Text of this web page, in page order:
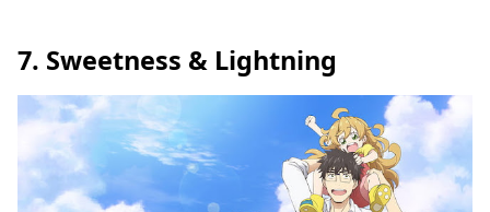
7. Sweetness & Lightning